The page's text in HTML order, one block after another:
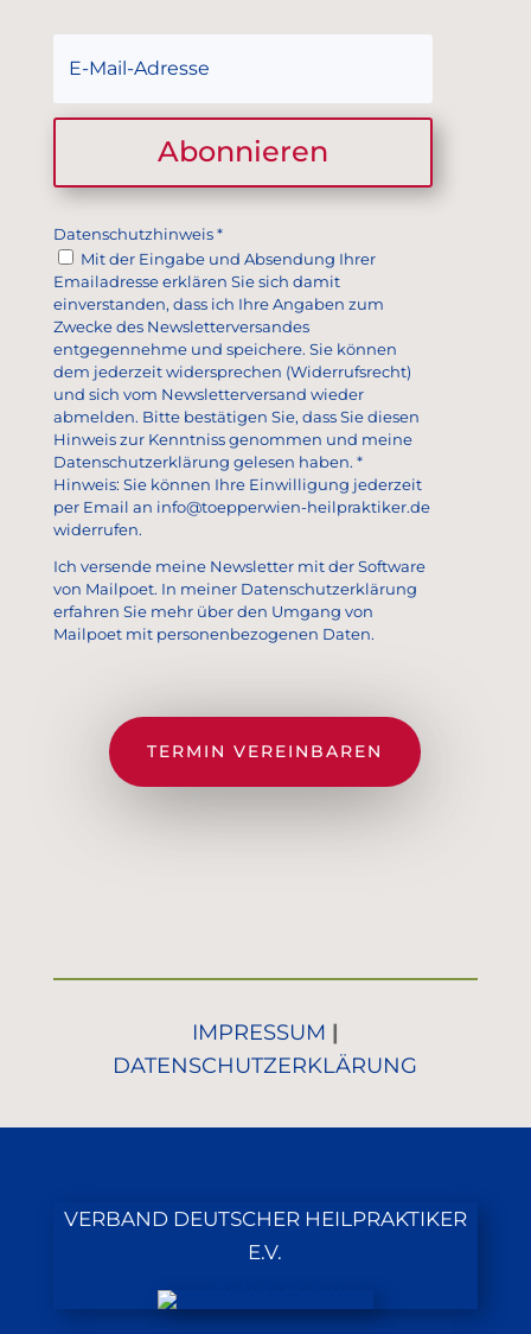
Abonnieren
Datenschutzhinweis *
Mit der Eingabe und Absendung Ihrer
Emailadresse erklären Sie sich damit
einverstanden, dass ich Ihre Angaben zum
Zwecke des Newsletterversandes
entgegennehme und speichere. Sie können
dem jederzeit widersprechen (Widerrufsrecht)
und sich vom Newsletterversand wieder
abmelden. Bitte bestätigen Sie, dass Sie diesen
Hinweis zur Kenntniss genommen und meine
Datenschutzerklärung gelesen haben. *
Hinweis: Sie können Ihre Einwilligung jederzeit
per Email an info@toepperwien-heilpraktiker.de
widerrufen.
Ich versende meine Newsletter mit der Software
von Mailpoet. In meiner Datenschutzerklärung
erfahren Sie mehr über den Umgang von
Mailpoet mit personenbezogenen Daten.
TERMIN VEREINBAREN
IMPRESSUM |
DATENSCHUTZERKLÄRUNG
VERBAND DEUTSCHER HEILPRAKTIKER
E.V.